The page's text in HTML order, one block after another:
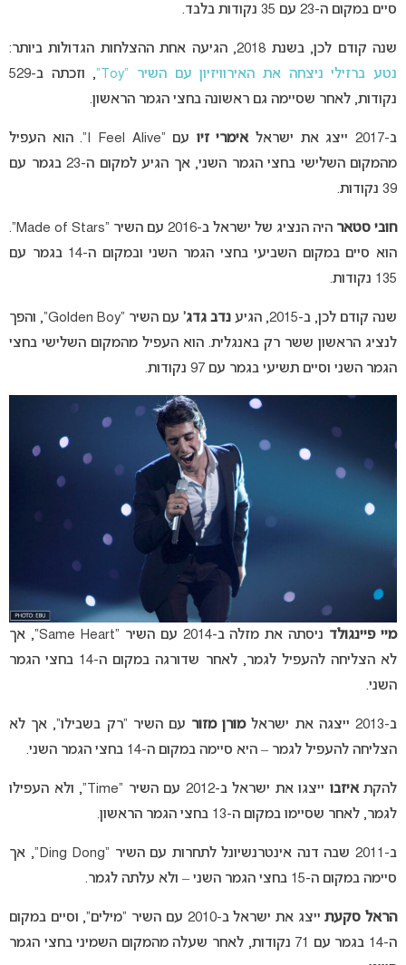
סיים במקום ה-23 עם 35 נקודות בלבד.
שנה קודם לכן, בשנת 2018, הגיעה אחת ההצלחות הגדולות ביותר:
נטע ברזילי ניצחה את האירוויזיון עם השיר “Toy”
, וזכתה ב-529
נקודות, לאחר שסיימה גם ראשונה בחצי הגמר הראשון.
ב-2017 ייצג את ישראל אימרי זיו
עם “I Feel Alive”. הוא העפיל
מהמקום השלישי בחצי הגמר השני, אך הגיע למקום ה-23 בגמר עם
39 נקודות.
חובי סטאר
היה הנציג של ישראל ב-2016 עם השיר “Made of Stars”.
הוא סיים במקום השביעי בחצי הגמר השני ובמקום ה-14 בגמר עם
135 נקודות.
שנה קודם לכן, ב-2015, הגיע נדב גדג’
עם השיר “Golden Boy”, והפך
לנציג הראשון ששר רק באנגלית. הוא העפיל מהמקום השלישי בחצי
הגמר השני וסיים תשיעי בגמר עם 97 נקודות.
מיי פיינגולד
ניסתה את מזלה ב-2014 עם השיר “Same Heart”, אך
לא הצליחה להעפיל לגמר, לאחר שדורגה במקום ה-14 בחצי הגמר
השני.
ב-2013 ייצגה את ישראל מורן מזור עם השיר “רק בשבילו”, אך לא
הצליחה להעפיל לגמר – היא סיימה במקום ה-14 בחצי הגמר השני.
להקתאיזבו
ייצגו את ישראל ב-2012 עם השיר “Time”, ולא העפילו
לגמר, לאחר שסיימו במקום ה-13 בחצי הגמר הראשון.
ב-2011 שבה דנה אינטרנשיונל לתחרות עם השיר “Ding Dong”, אך
סיימה במקום ה-15 בחצי הגמר השני – ולא עלתה לגמר.
הראל סקעת
ייצג את ישראל ב-2010 עם השיר “מילים”, וסיים במקום
ה-14 בגמר עם 71 נקודות, לאחר שעלה מהמקום השמיני בחצי הגמר